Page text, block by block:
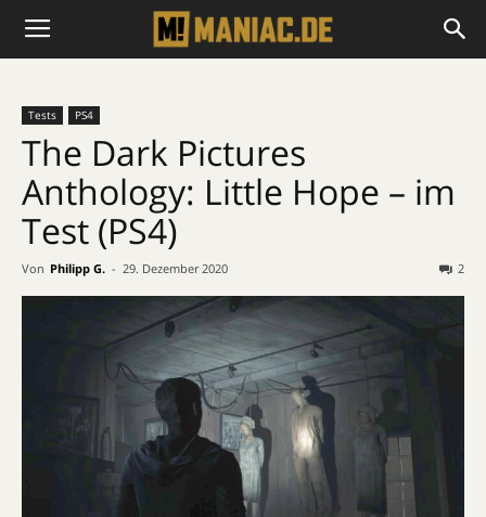
Tests PS4
The Dark Pictures
Anthology: Little Hope – im
Test (PS4)
Von Philipp G. - 29. Dezember 2020 2